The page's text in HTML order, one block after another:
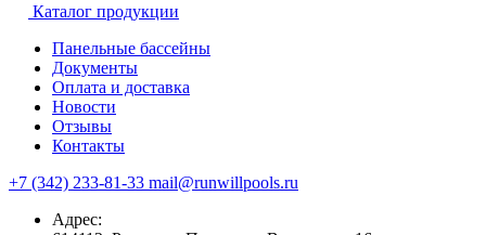
Каталог продукции
Панельные бассейны
Документы
Оплата и доставка
Новости
Отзывы
Контакты
+7 (342) 233-81-33 mail@runwillpools.ru
Адрес: